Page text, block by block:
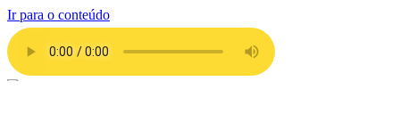
Ir para o conteúdo